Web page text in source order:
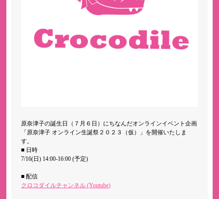
原奈津子の誕生日（７月６日）にちなんだオンラインイベント企画
「原奈津子 オンライン生誕祭２０２３（仮）」を開催いたしま
す。
■ 日時
7/16(日) 14:00-16:00 (予定)
■ 配信
クロコダイルチャンネル (Youtube)